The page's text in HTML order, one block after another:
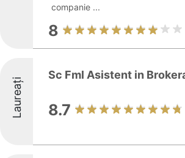
companie ...
8
Laureați
Sc Fml Asistent in
8.7